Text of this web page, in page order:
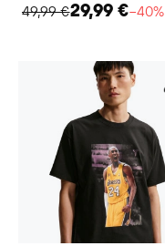
49,99 €29,99 €−40%